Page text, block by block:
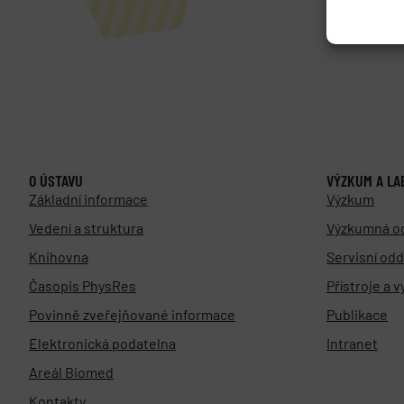
O ÚSTAVU
Základní informace
Vedení a struktura
Knihovna
Časopis PhysRes
Povinně zveřejňované informace
Elektronická podatelna
Areál Biomed
VÝZKUM A
Výzkum
Výzkumná
Servisní
Přístroje a
Publikace
Intranet